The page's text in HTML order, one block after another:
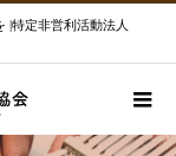
|特定非営利活動法人